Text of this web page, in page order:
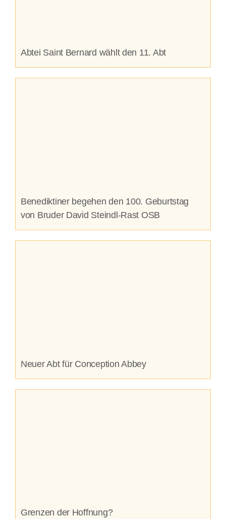
Abtei Saint Bernard wählt den 11. Abt
Benediktiner begehen den 100. Geburtstag
von Bruder David Steindl-Rast OSB
Neuer Abt für Conception Abbey
Grenzen der Hoffnung?